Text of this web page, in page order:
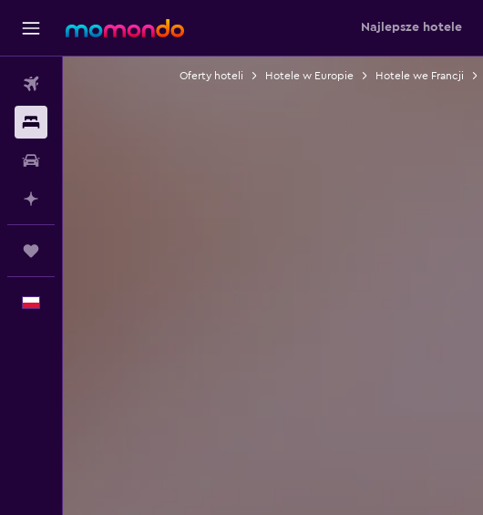
Najlepsze hotele
Oferty hoteli Hotele w Europie Hotele we Francji